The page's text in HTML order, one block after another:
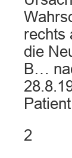
rechts
die
B…
2